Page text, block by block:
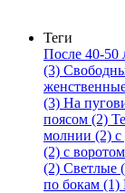
Теги
После 40-50
(3)
(3) На
поясом (2)
молнии (2) с
(2) с
(2) Светлые
по бокам (1)